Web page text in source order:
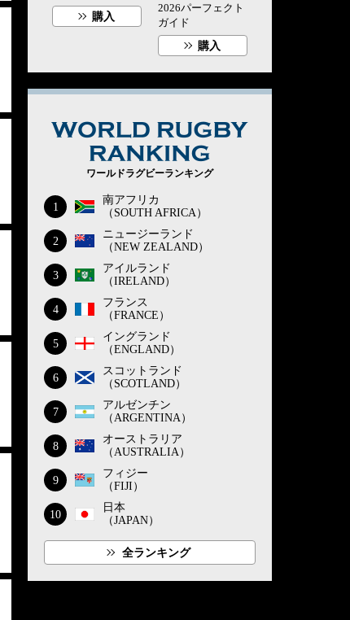
購入
2026パーフェクト
ガイド
購入
ワールドラグビーランキング
1
南アフリカ
（SOUTH AFRICA）
2
ニュージーランド
（NEW ZEALAND）
3
アイルランド
（IRELAND）
4
フランス
（FRANCE）
5
イングランド
（ENGLAND）
6
スコットランド
（SCOTLAND）
7
アルゼンチン
（ARGENTINA）
8
オーストラリア
（AUSTRALIA）
9
フィジー
（FIJI）
10
日本
（JAPAN）
全ランキング